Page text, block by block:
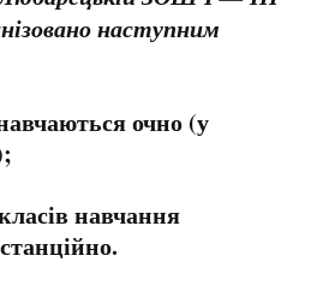
наступним
очно (у
навчання